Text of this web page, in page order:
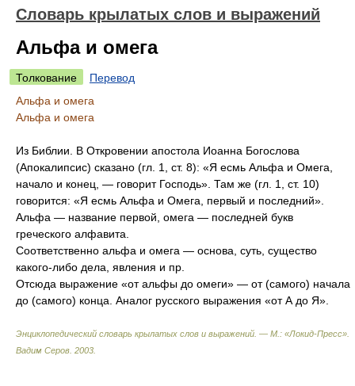
Словарь крылатых слов и выражений
Альфа и омега
Толкование
Перевод
Альфа и омега
Альфа и омега
Из Библии. В Откровении апостола Иоанна Богослова
(Апокалипсис) сказано (гл. 1, ст. 8): «Я есмь Альфа и Омега,
начало и конец, — говорит Господь». Там же (гл. 1, ст. 10)
говорится: «Я есмь Альфа и Омега, первый и последний».
Альфа — название первой, омега — последней букв
греческого алфавита.
Соответственно альфа и омега — основа, суть, существо
какого-либо дела, явления и пр.
Отсюда выражение «от альфы до омеги» — от (самого) начала
до (самого) конца. Аналог русского выражения «от А до Я».
Энциклопедический словарь крылатых слов и выражений. — М.: «Локид-Пресс»
Вадим Серов 2003